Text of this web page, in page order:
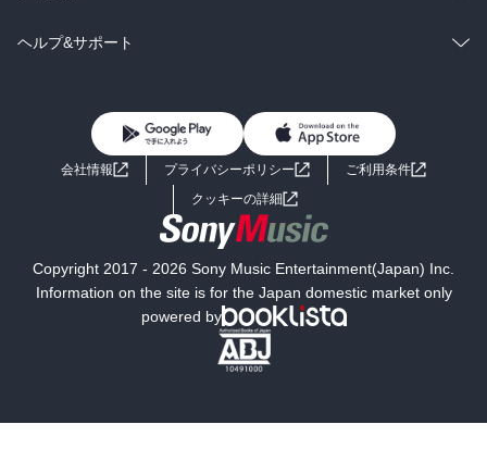
BL・TL
雑誌・グラビア
ラノベ
コミック
ライトノベル 男子向けラノベ
小説
海外小説
ミステリー SF
文学
ヘルプ&サポート
よくあるご質問 お問い合わせ
会社情報 プライバシーポリシー
ご利用条件
クッキーの詳細
Copyright 2017 - 2026 Sony Music Entertainment(Japan) Inc.
Information on the site is for the Japan domestic market only
powered by